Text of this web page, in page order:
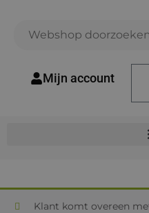
Mijn account
Klant komt overeen